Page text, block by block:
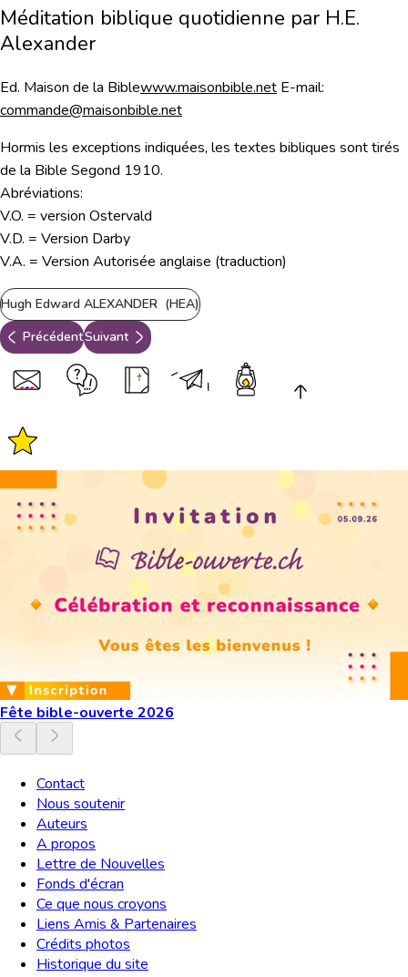
Méditation biblique quotidienne par H.E.
Alexander
Ed. Maison de la Biblewww.maisonbible.net E-mail:
commande@maisonbible.net
Hormis les exceptions indiquées, les textes bibliques sont tirés
de la Bible Segond 1910.
Abréviations:
V.O. = version Ostervald
V.D. = Version Darby
V.A. = Version Autorisée anglaise (traduction)
Hugh Edward ALEXANDER (HEA)
PrécédentSuivant
Fête bible-ouverte 2026
Contact
Nous soutenir
Auteurs
A propos
Lettre de Nouvelles
Fonds d'écran
Ce que nous croyons
Liens Amis & Partenaires
Crédits photos
Historique du site